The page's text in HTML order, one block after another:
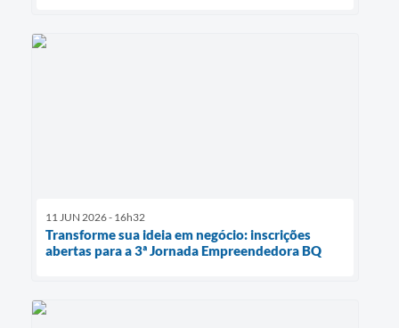
11 JUN 2026 - 16h32
Transforme sua ideia em negócio: inscrições
abertas para a 3ª Jornada Empreendedora BQ